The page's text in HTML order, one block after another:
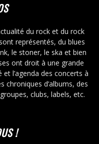
du rock et du rock
représentés, du blues
le stoner, le ska et bien
ont droit à une grande
et l’agenda des concerts à
chroniques d’albums, des
clubs, labels, etc.
!